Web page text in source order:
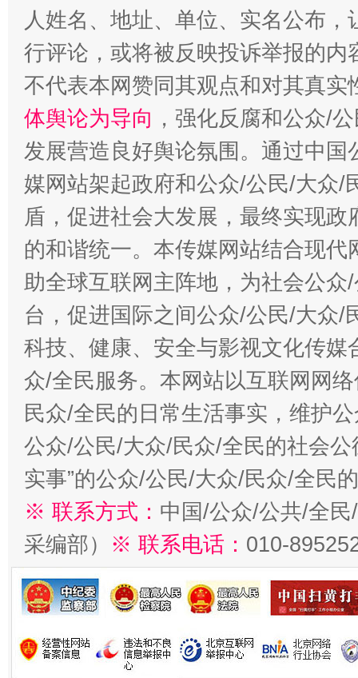
人姓名、地址、单位、实名公布
行评论，或将被反映投诉举报的
不代表本网赞同其观点和对其真实
体舆论为导向 ，强化反腐和公众/
发展营造良好舆论氛围。通过中
媒网站架起政府和公众/公民/大众/
盾，促进社会大发展，最终实现
的和谐统一。本传媒网站结合现
助全球互联网主阵地，为社会公
台，促进国际之间公众/公民/大众/
科技、健康、安全与影视文化传
众/全民服务。本网站以互联网网
民众/全民的日常生活事实，维护
公众/公民/大众/民众/全民的社会公
实事”的公众/公民/大众/民众/全民
※ 联系方式： 中国/公众/公共/全
采编部） ※ 联系电话： 010-